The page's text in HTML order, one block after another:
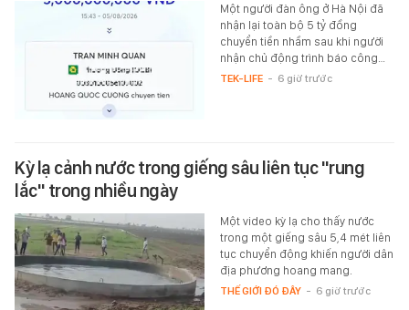
Một người đàn ông ở Hà Nội đã
nhận lại toàn bộ 5 tỷ đồng
chuyển tiền nhầm sau khi người
nhận chủ động trình báo công…
TEK-LIFE - 6 giờ trước
Kỳ lạ cảnh nước trong giếng sâu liên tục "rung
lắc" trong nhiều ngày
Một video kỳ lạ cho thấy nước
trong một giếng sâu 5,4 mét liên
tục chuyển động khiến người dân
địa phương hoang mang.
THẾ GIỚI ĐÓ ĐÂY - 6 giờ trước